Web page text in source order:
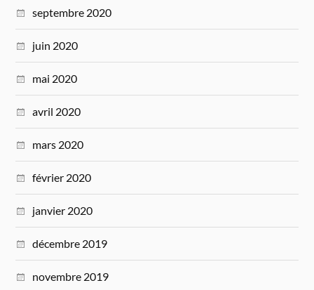
septembre 2020
juin 2020
mai 2020
avril 2020
mars 2020
février 2020
janvier 2020
décembre 2019
novembre 2019